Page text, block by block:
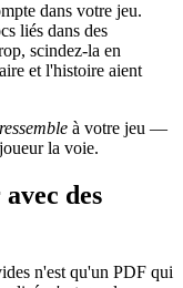
dans votre jeu.
liés dans des
scindez-la en
et l'histoire aient
ressemble à votre jeu —
la voie.
des
n'est qu'un PDF qui